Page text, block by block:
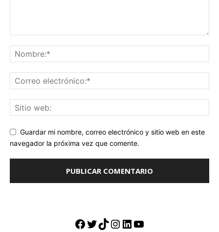
Guardar mi nombre, correo electrónico y sitio web en este
navegador la próxima vez que comente.
Facebook
Twitter
TikTok
Instagram
LinkedIn
YouTube